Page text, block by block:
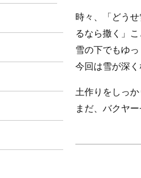
時々、「どう
るなら撒く」こ
雪の下でもゆ
今回は雪が深く
土作りをしっ
まだ、バクヤ